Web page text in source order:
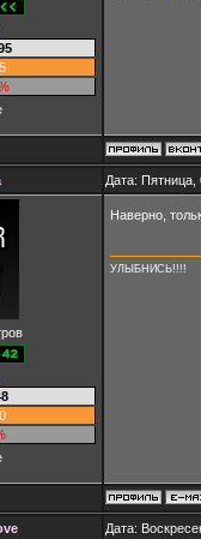
Дата:
Наверно,
УЛЫБНИСЬ!!!!
Дата: